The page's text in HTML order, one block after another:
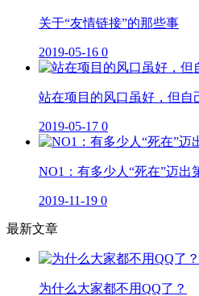
关于“友情链接”的那些事
2019-05-16 0
站在项目的风口虽好，但自
2019-05-17 0
NO1：有多少人“死在”迈出
2019-11-19 0
最新文章
为什么大家都不用QQ了？